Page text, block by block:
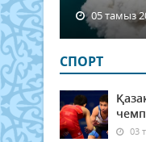
05 тамыз
СПОРТ
03